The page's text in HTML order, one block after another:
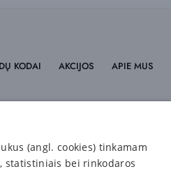
KODAI AKCIJOS APIE MUS
POLITIKA
(angl. cookies) tinkamam
statistiniais bei rinkodaros